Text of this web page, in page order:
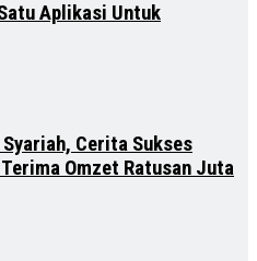
Aplikasi Untuk
Cerita Sukses
Omzet Ratusan Juta